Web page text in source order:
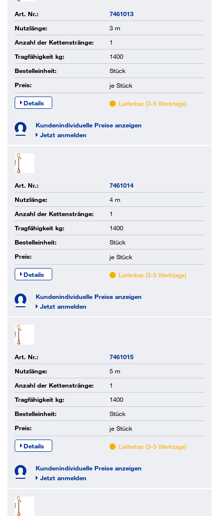
Art. Nr.:
7461013
Nutzlänge:
3 m
Anzahl der Kettenstränge:
1
Tragfähigkeit kg:
1400
Bestelleinheit:
Stück
Preis:
je Stück
Details Lieferbar (3-5 Werktage)
Kundenindividuelle Preise anzeigen
Jetzt anmelden
Art. Nr.:
7461014
Nutzlänge:
4 m
Anzahl der Kettenstränge:
1
Tragfähigkeit kg:
1400
Bestelleinheit:
Stück
Preis:
je Stück
Details Lieferbar (3-5 Werktage)
Kundenindividuelle Preise anzeigen
Jetzt anmelden
Art. Nr.:
7461015
Nutzlänge:
5 m
Anzahl der Kettenstränge:
1
Tragfähigkeit kg:
1400
Bestelleinheit:
Stück
Preis:
je Stück
Details Lieferbar (3-5 Werktage)
Kundenindividuelle Preise anzeigen
Jetzt anmelden